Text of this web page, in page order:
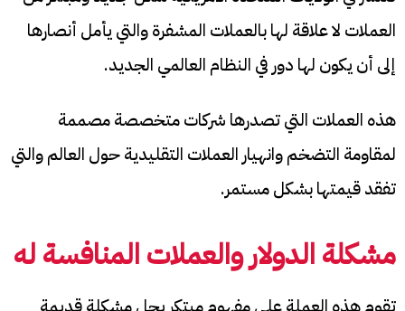
العملات لا علاقة لها بالعملات المشفرة والتي يأمل أنصارها
إلى أن يكون لها دور في النظام العالمي الجديد.
هذه العملات التي تصدرها شركات متخصصة مصممة
لمقاومة التضخم وانهيار العملات التقليدية حول العالم والتي
تفقد قيمتها بشكل مستمر.
مشكلة الدولار والعملات المنافسة له